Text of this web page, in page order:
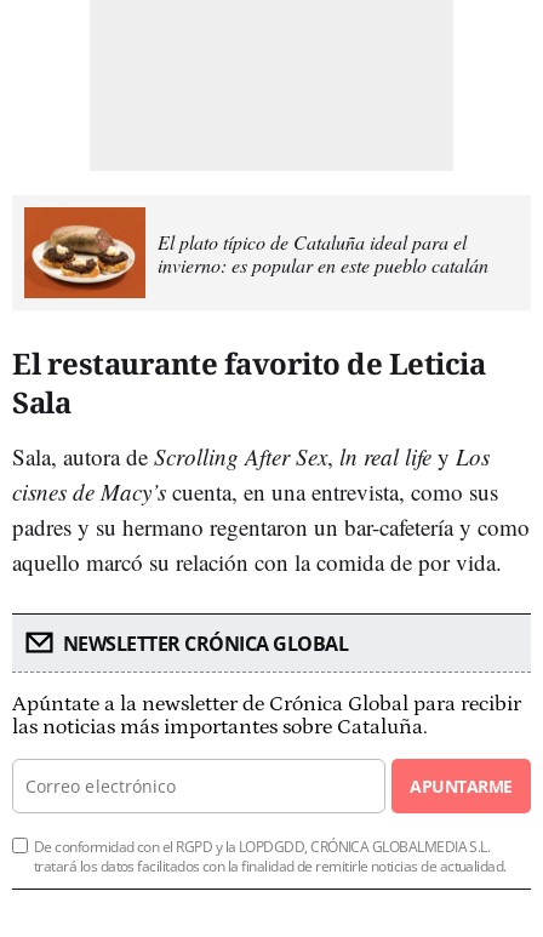
El plato típico de Cataluña ideal para el
invierno: es popular en este pueblo catalán
El restaurante favorito de Leticia
Sala
Sala, autora de Scrolling After Sex, ln real life y Los
cisnes de Macy’s cuenta, en una entrevista, como sus
padres y su hermano regentaron un bar-cafetería y como
aquello marcó su relación con la comida de por vida.
NEWSLETTER CRÓNICA GLOBAL
Apúntate a la newsletter de Crónica Global para recibir
las noticias más importantes sobre Cataluña.
APUNTARME
De conformidad con el RGPD y la LOPDGDD, CRÓNICA GLOBALMEDIA S.L.
tratará los datos facilitados con la finalidad de remitirle noticias de actualidad.